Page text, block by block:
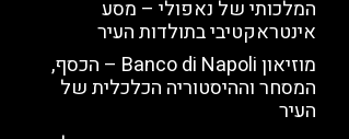
המלכותי של נאפולי – מסע
אינטראקטיבי בתולדות העיר
מוזיאון Banco di Napoli – הכסף,
המסחר וההיסטוריה הכלכלית של
העיר